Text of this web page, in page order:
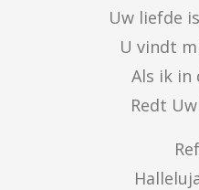
Uw liefde
U vindt
Als ik in
Redt